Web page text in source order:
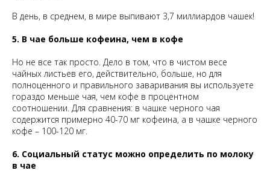
В день, в среднем, в мире выпивают 3,7 миллиардов чашек!
5. В чае больше кофеина, чем в кофе
Но не все так просто. Дело в том, что в чистом весе
чайных листьев его, действительно, больше, но для
полноценного и правильного заваривания вы используете
гораздо меньше чая, чем кофе в процентном
соотношении. Для сравнения: в чашке черного чая
содержится примерно 40-70 мг кофеина, а в чашке черного
кофе – 100-120 мг.
6. Социальный статус можно определить по молоку
в чае